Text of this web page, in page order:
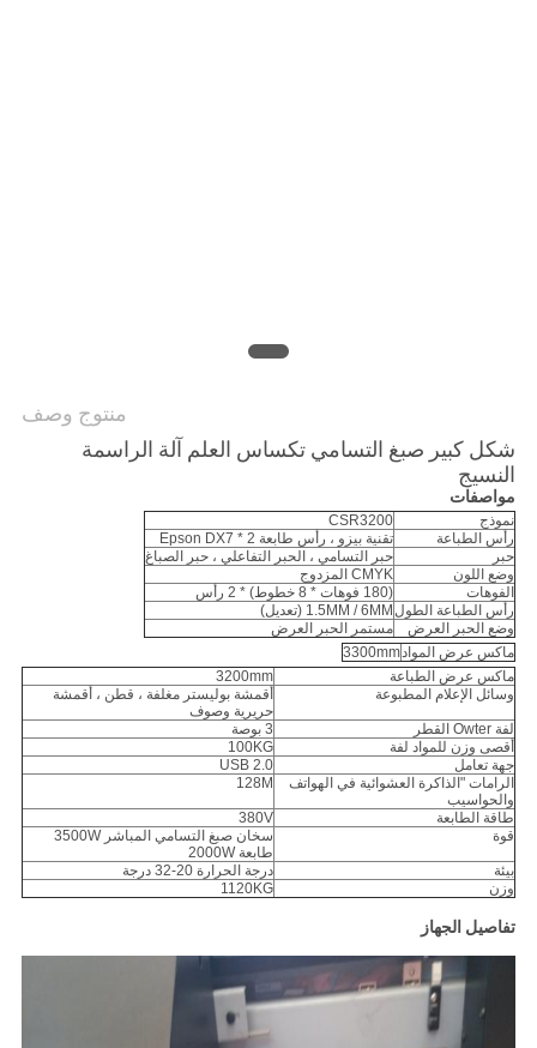
منتوج وصف
شكل كبير صبغ التسامي تكساس العلم آلة الراسمة
النسيج
مواصفات
نموذج
CSR3200
رأس الطباعة
تقنية بيزو ، رأس طابعة Epson DX7 * 2
حبر
حبر التسامي ، الحبر التفاعلي ، حبر الصباغ
وضع اللون
CMYK المزدوج
الفوهات
(180 فوهات * 8 خطوط) * 2 رأس
رأس الطباعة الطول 1.5MM / 6MM (تعديل)
وضع الحبر العرض
مستمر الحبر العرض
ماكس عرض المواد3300mm
ماكس عرض الطباعة
3200mm
وسائل الإعلام المطبوعة
أقمشة بوليستر مغلفة ، قطن ، أقمشة
حريرية وصوف
لفة Owter القطر
3 بوصة
أقصى وزن للمواد لفة
100KG
جهة تعامل
USB 2.0
الرامات "الذاكرة العشوائية في الهواتف
والحواسيب
128M
طاقة الطابعة
380V
قوة
سخان صبغ التسامي المباشر 3500W
طابعة 2000W
بيئة
درجة الحرارة 20-32 درجة
وزن
1120KG
تفاصيل الجهاز